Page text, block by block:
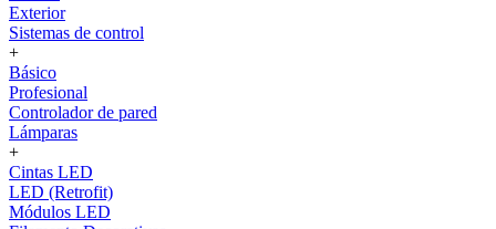
Exterior
Sistemas de control
+
Básico
Profesional
Controlador de pared
Lámparas
+
Cintas LED
LED (Retrofit)
Módulos LED